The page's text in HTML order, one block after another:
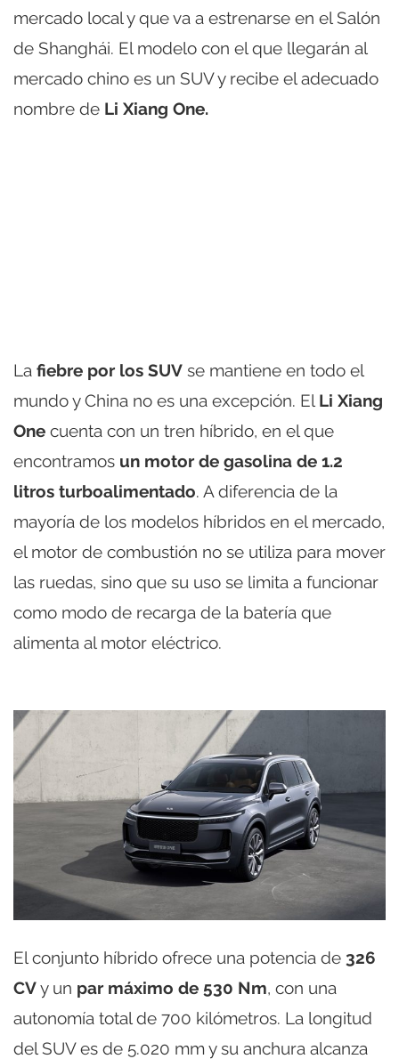
mercado local y que va a estrenarse en el Salón
de Shanghái. El modelo con el que llegarán al
mercado chino es un SUV y recibe el adecuado
nombre de Li Xiang One.
La fiebre por los SUV se mantiene en todo el
mundo y China no es una excepción. El Li Xiang
One cuenta con un tren híbrido, en el que
encontramos un motor de gasolina de 1.2
litros turboalimentado. A diferencia de la
mayoría de los modelos híbridos en el mercado,
el motor de combustión no se utiliza para mover
las ruedas, sino que su uso se limita a funcionar
como modo de recarga de la batería que
alimenta al motor eléctrico.
El conjunto híbrido ofrece una potencia de 326
CVy un par máximo de 530 Nm, con una
autonomía total de 700 kilómetros. La longitud
del SUV es de 5.020 mm y su anchura alcanza